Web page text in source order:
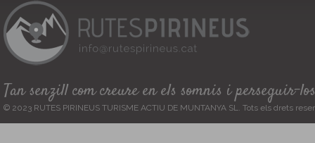
Tan senzill com creure en els somnis i perseguir-los
© 2023 RUTES PIRINEUS TURISME ACTIU DE MUNTANYA SL. Tots els drets